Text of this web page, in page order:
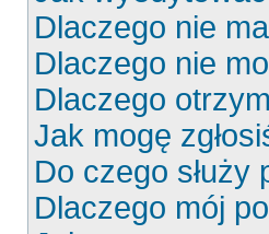
Dlaczego nie
Dlaczego nie
Dlaczego
Jak mogę
Do czego służy
Dlaczego mój